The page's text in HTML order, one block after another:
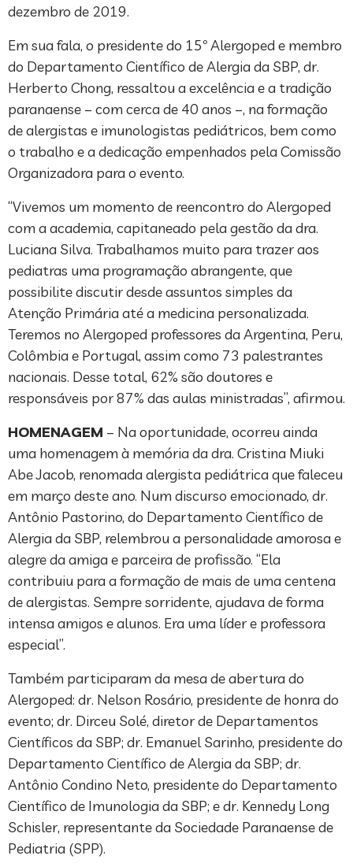
dezembro de 2019.
Em sua fala, o presidente do 15º Alergoped e membro
do Departamento Científico de Alergia da SBP, dr.
Herberto Chong, ressaltou a excelência e a tradição
paranaense – com cerca de 40 anos –, na formação
de alergistas e imunologistas pediátricos, bem como
o trabalho e a dedicação empenhados pela Comissão
Organizadora para o evento.
“Vivemos um momento de reencontro do Alergoped
com a academia, capitaneado pela gestão da dra.
Luciana Silva. Trabalhamos muito para trazer aos
pediatras uma programação abrangente, que
possibilite discutir desde assuntos simples da
Atenção Primária até a medicina personalizada.
Teremos no Alergoped professores da Argentina, Peru,
Colômbia e Portugal, assim como 73 palestrantes
nacionais. Desse total, 62% são doutores e
responsáveis por 87% das aulas ministradas”, afirmou.
HOMENAGEM – Na oportunidade, ocorreu ainda
uma homenagem à memória da dra. Cristina Miuki
Abe Jacob, renomada alergista pediátrica que faleceu
em março deste ano. Num discurso emocionado, dr.
Antônio Pastorino, do Departamento Científico de
Alergia da SBP, relembrou a personalidade amorosa e
alegre da amiga e parceira de profissão. “Ela
contribuiu para a formação de mais de uma centena
de alergistas. Sempre sorridente, ajudava de forma
intensa amigos e alunos. Era uma líder e professora
especial”.
Também participaram da mesa de abertura do
Alergoped: dr. Nelson Rosário, presidente de honra do
evento; dr. Dirceu Solé, diretor de Departamentos
Científicos da SBP; dr. Emanuel Sarinho, presidente do
Departamento Científico de Alergia da SBP; dr.
Antônio Condino Neto, presidente do Departamento
Científico de Imunologia da SBP; e dr. Kennedy Long
Schisler, representante da Sociedade Paranaense de
Pediatria (SPP).